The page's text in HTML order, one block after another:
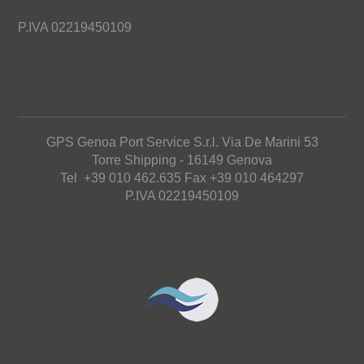
P.IVA 02219450109
GPS Genoa Port Service S.r.l. Via De Marini 53
Torre Shipping - 16149 Genova
Tel +39 010 462.635 Fax +39 010 464297
P.IVA 02219450109